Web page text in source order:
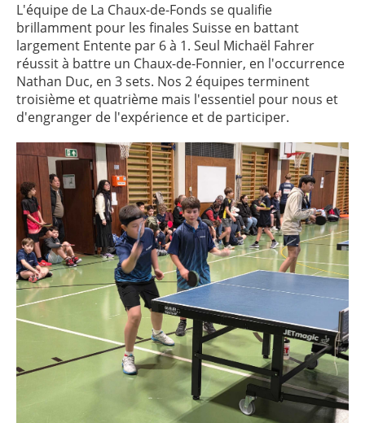
L'équipe de La Chaux-de-Fonds se qualifie
brillamment pour les finales Suisse en battant
largement Entente par 6 à 1. Seul Michaël Fahrer
réussit à battre un Chaux-de-Fonnier, en l'occurrence
Nathan Duc, en 3 sets. Nos 2 équipes terminent
troisième et quatrième mais l'essentiel pour nous et
d'engranger de l'expérience et de participer.